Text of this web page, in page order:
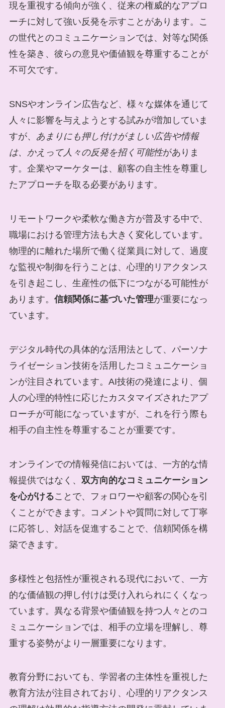
現を重視する傾向が強く、従来の権威的なアプロ
ーチに対して強い反発を示すことがあります。こ
の世代とのコミュニケーションでは、対等な関係
性を築き、彼らの意見や価値観を尊重することが
不可欠です。
SNSやオンライン広告など、様々な媒体を通じて
人々に影響を与えようとする試みが増加していま
すが、 あまりにも押し付けがましい広告や情報
は、かえって人々の反発を招く可能性がありま
す。企業やマーケターは、顧客の自主性を尊重し
たアプローチを取る必要があります。
リモートワークや柔軟な働き方が普及する中で、
職場における管理方法も大きく変化しています。
物理的に離れた場所で働く従業員に対して、過度
な監視や制御を行うことは、心理的リアクタンス
を引き起こし、生産性の低下につながる可能性が
あります。 信頼関係に基づいた管理が重要になっ
ています。
デジタル時代の具体的な活用法として、パーソナ
ライゼーション技術を活用したコミュニケーショ
ンが注目されています。AI技術の発達により、個
人の心理的特性に応じたカスタマイズされたアプ
ローチが可能になっていますが、これを行う際も
相手の自主性を尊重することが重要です。
オンラインでの情報発信においては、一方的な情
報提供ではなく、 双方向的なコミュニケーション
を心がけることで、フォロワーや顧客の関心を引
くことができます。コメントや質問に対して丁寧
に応答し、対話を促進することで、信頼関係を構
築できます。
多様性と包括性が重視される現代において、一方
的な価値観の押し付けは受け入れられにくくなっ
ています。異なる背景や価値観を持つ人々とのコ
ミュニケーションでは、相手の立場を理解し、尊
重する姿勢がより一層重要になります。
教育分野においても、学習者の主体性を重視した
教育方法が注目されており、心理的リアクタンス